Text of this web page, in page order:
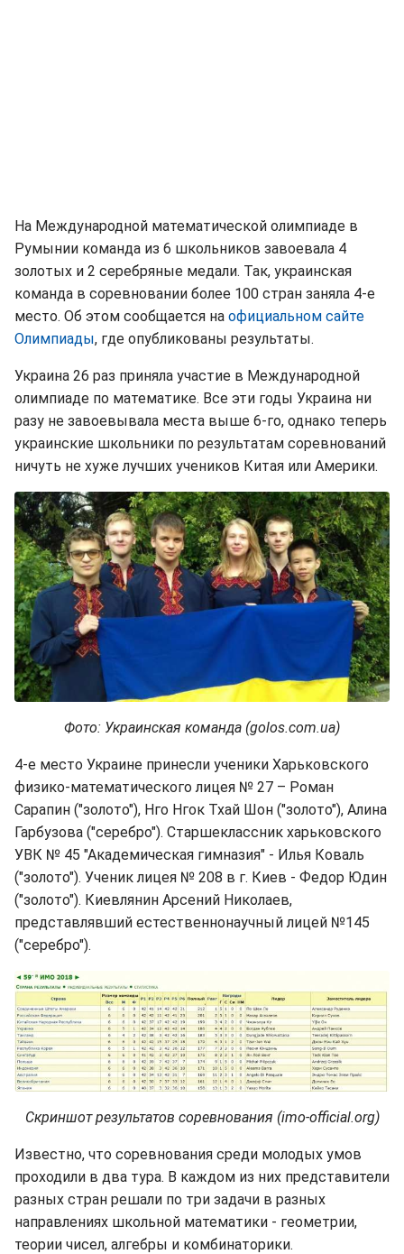
На Международной математической олимпиаде в
Румынии команда из 6 школьников завоевала 4
золотых и 2 серебряные медали. Так, украинская
команда в соревновании более 100 стран заняла 4-е
место. Об этом сообщается на официальном сайте
Олимпиады, где опубликованы результаты.
Украина 26 раз приняла участие в Международной
олимпиаде по математике. Все эти годы Украина ни
разу не завоевывала места выше 6-го, однако теперь
украинские школьники по результатам соревнований
ничуть не хуже лучших учеников Китая или Америки.
Фото: Украинская команда (golos.com.ua)
4-е место Украине принесли ученики Харьковского
физико-математического лицея № 27 – Роман
Сарапин ("золото"), Нго Нгок Тхай Шон ("золото"), Алина
Гарбузова ("серебро"). Старшеклассник харьковского
УВК № 45 "Академическая гимназия" - Илья Коваль
("золото"). Ученик лицея № 208 в г. Киев - Федор Юдин
("золото"). Киевлянин Арсений Николаев,
представлявший естественнонаучный лицей №145
("серебро").
Скриншот результатов соревнования (imo-official.org)
Известно, что соревнования среди молодых умов
проходили в два тура. В каждом из них представители
разных стран решали по три задачи в разных
направлениях школьной математики - геометрии,
теории чисел, алгебры и комбинаторики.